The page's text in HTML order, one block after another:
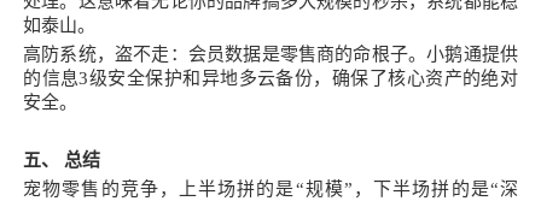
如泰山。
高防系统，盗不走：会员数据是零售商的命根子。小鹅通提供
的信息3级安全保护和异地多云备份，确保了核心资产的绝对
安全。
五、 总结
宠物零售的竞争，上半场拼的是“规模”，下半场拼的是“深